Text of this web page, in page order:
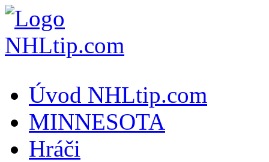
Úvod NHLtip.com
MINNESOTA
Hráči